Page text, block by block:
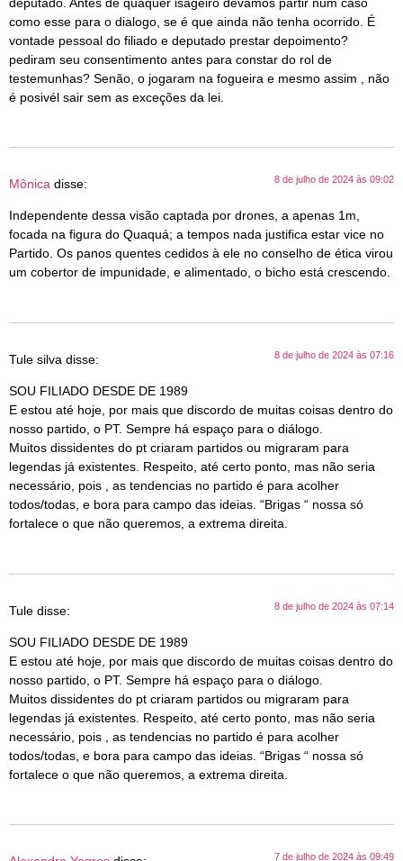
como esse para o dialogo, se é que ainda não tenha ocorrido. É
vontade pessoal do filiado e deputado prestar depoimento?
pediram seu consentimento antes para constar do rol de
testemunhas? Senão, o jogaram na fogueira e mesmo assim , não
é posivél sair sem as exceções da lei.
Mônica disse: 8 de julho de 2024 às 09:02
Independente dessa visão captada por drones, a apenas 1m,
focada na figura do Quaquá; a tempos nada justifica estar vice no
Partido. Os panos quentes cedidos à ele no conselho de ética virou
um cobertor de impunidade, e alimentado, o bicho está crescendo.
Tule silva disse: 8 de julho de 2024 às 07:16
SOU FILIADO DESDE DE 1989
E estou até hoje, por mais que discordo de muitas coisas dentro do
nosso partido, o PT. Sempre há espaço para o diálogo.
Muitos dissidentes do pt criaram partidos ou migraram para
legendas já existentes. Respeito, até certo ponto, mas não seria
necessário, pois , as tendencias no partido é para acolher
todos/todas, e bora para campo das ideias. “Brigas “ nossa só
fortalece o que não queremos, a extrema direita.
Tule disse: 8 de julho de 2024 às 07:14
SOU FILIADO DESDE DE 1989
E estou até hoje, por mais que discordo de muitas coisas dentro do
nosso partido, o PT. Sempre há espaço para o diálogo.
Muitos dissidentes do pt criaram partidos ou migraram para
legendas já existentes. Respeito, até certo ponto, mas não seria
necessário, pois , as tendencias no partido é para acolher
todos/todas, e bora para campo das ideias. “Brigas “ nossa só
fortalece o que não queremos, a extrema direita.
7 de julho de 2024 às 09:49